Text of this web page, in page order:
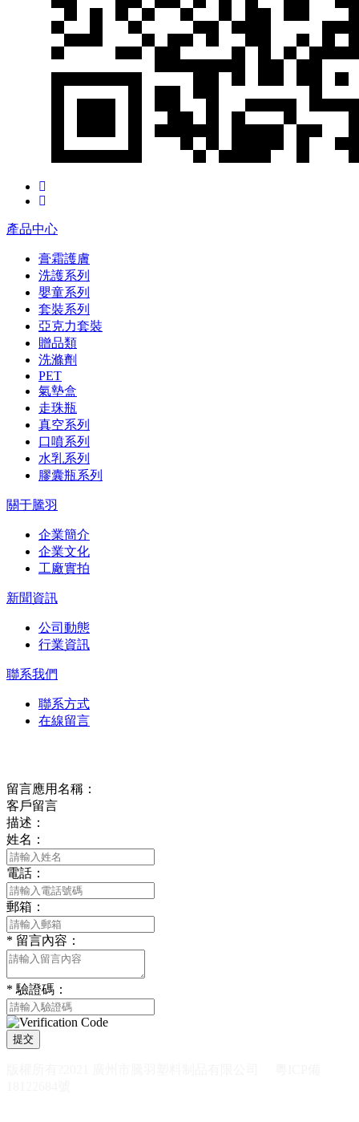
產品中心
膏霜護膚
洗護系列
嬰童系列
套裝系列
亞克力套裝
贈品類
洗滌劑
PET
氣墊盒
走珠瓶
真空系列
口噴系列
水乳系列
膠囊瓶系列
關于騰羽
企業簡介
企業文化
工廠實拍
新聞資訊
公司動態
行業資訊
聯系我們
聯系方式
在線留言
留言應用名稱：
客戶留言
描述：
姓名：
電話：
郵箱：
* 留言內容：
* 驗證碼：
提交